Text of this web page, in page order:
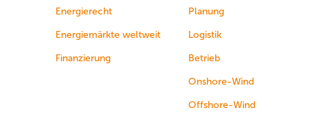
Energierecht
Energiemärkte weltweit
Finanzierung
Planung
Logistik
Betrieb
Onshore-Wind
Offshore-Wind